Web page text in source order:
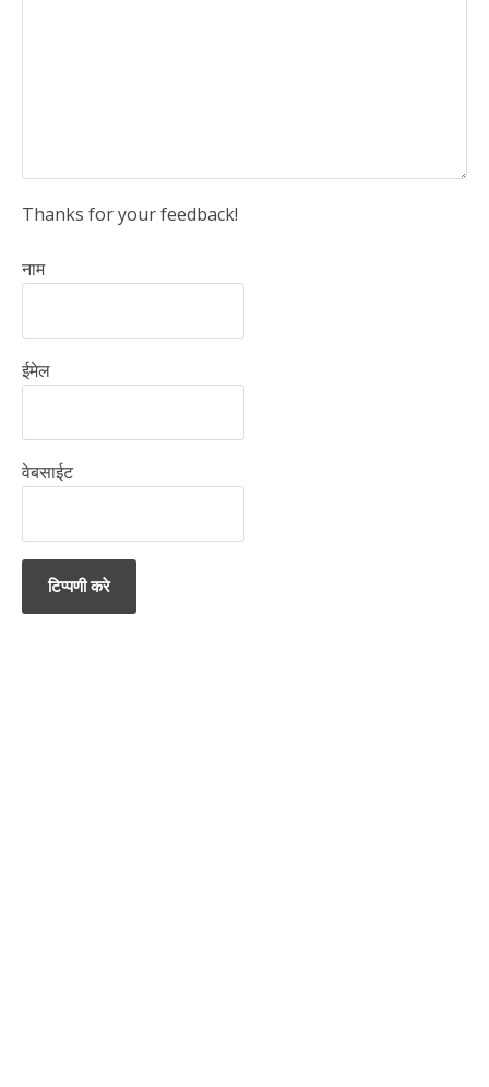
Thanks for your feedback!
नाम
ईमेल
वेबसाईट